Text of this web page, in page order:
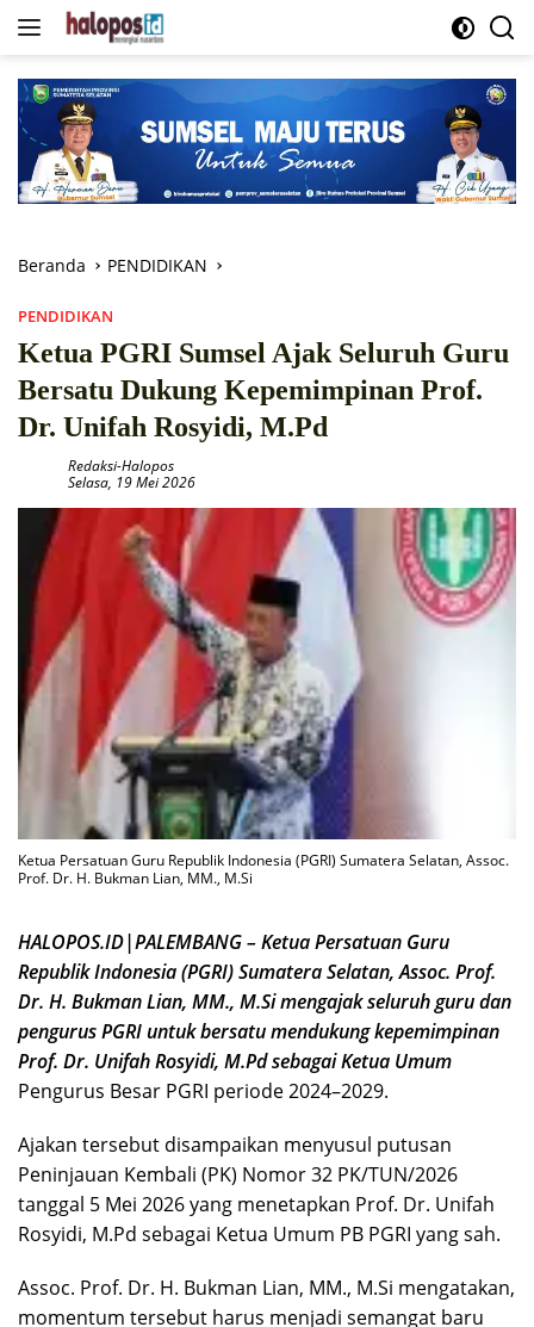
Langsung
Beranda PENDIDIKAN
PENDIDIKAN
Ketua PGRI Sumsel Ajak Seluruh Guru
Bersatu Dukung Kepemimpinan Prof.
Dr. Unifah Rosyidi, M.Pd
Redaksi-Halopos
Selasa, 19 Mei 2026
Ketua Persatuan Guru Republik Indonesia (PGRI) Sumatera Selatan, Assoc.
Prof. Dr. H. Bukman Lian, MM., M.Si
HALOPOS.ID|PALEMBANG – Ketua Persatuan Guru
Republik Indonesia (PGRI) Sumatera Selatan, Assoc. Prof.
Dr. H. Bukman Lian, MM., M.Si mengajak seluruh guru dan
pengurus PGRI untuk bersatu mendukung kepemimpinan
Prof. Dr. Unifah Rosyidi, M.Pd sebagai Ketua Umum
Pengurus Besar PGRI periode 2024–2029.
Ajakan tersebut disampaikan menyusul putusan
Peninjauan Kembali (PK) Nomor 32 PK/TUN/2026
tanggal 5 Mei 2026 yang menetapkan Prof. Dr. Unifah
Rosyidi, M.Pd sebagai Ketua Umum PB PGRI yang sah.
Assoc. Prof. Dr. H. Bukman Lian, MM., M.Si mengatakan,
momentum tersebut harus menjadi semangat baru